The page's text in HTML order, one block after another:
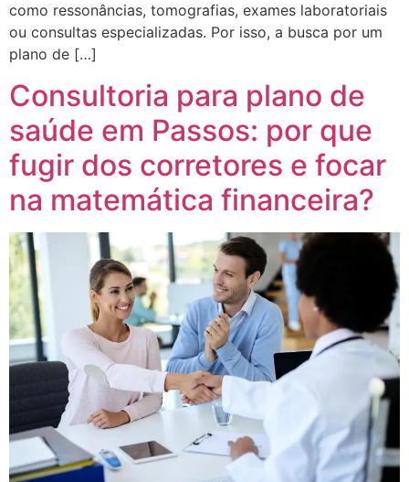
como ressonâncias, tomografias, exames laboratoriais
ou consultas especializadas. Por isso, a busca por um
plano de […]
Consultoria para plano de
saúde em Passos: por que
fugir dos corretores e focar
na matemática financeira?